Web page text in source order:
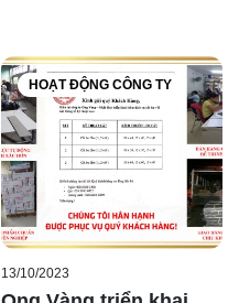
HOẠT ĐỘNG CÔNG TY
13/10/2023